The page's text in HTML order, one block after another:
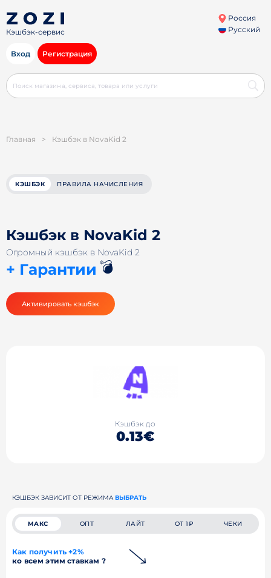
Кэшбэк-сервис
Россия
Русский
Вход Регистрация
Главная > Кэшбэк в NovaKid 2
КЭШБЭК ПРАВИЛА НАЧИСЛЕНИЯ
Кэшбэк в NovaKid 2
Огромный кэшбэк в NovaKid 2
+ Гарантии 💣
Активировать кэшбэк
Кэшбэк до
0.13€
КЭШБЭК ЗАВИСИТ ОТ РЕЖИМА ВЫБРАТЬ
МАКС ОПТ ЛАЙТ ОТ 1₽ ЧЕКИ
Как получить +2%
ко всем этим ставкам ?